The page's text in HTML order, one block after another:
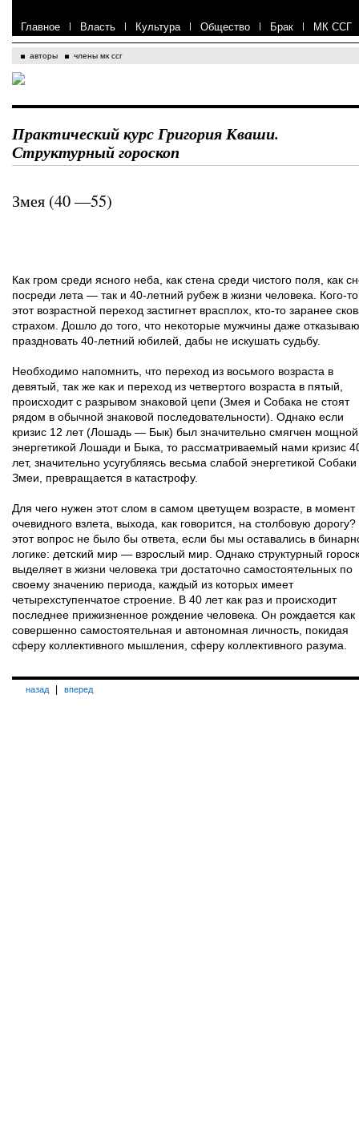
Главное | Власть | Культура | Общество | Брак | МК ССГ
авторы члены мк ссг
Практический курс Григория Кваши.
Структурный гороскоп
Змея (40 —55)
Как гром среди ясного неба, как стена среди чистого поля, как
посреди лета — так и 40-летний рубеж в жизни человека. Кого-то
этот возрастной переход застигнет врасплох, кто-то заранее
страхом. Дошло до того, что некоторые мужчины даже
праздновать 40-летний юбилей, дабы не искушать судьбу.
Необходимо напомнить, что переход из восьмого возраста в
девятый, так же как и переход из четвертого возраста в пятый,
происходит с разрывом знаковой цепи (Змея и Собака не стоят
рядом в обычной знаковой последовательности). Однако если
кризис 12 лет (Лошадь — Бык) был значительно смягчен мощной
энергетикой Лошади и Быка, то рассматриваемый нами кризис
лет, значительно усугубляясь весьма слабой энергетикой
Змеи, превращается в катастрофу.
Для чего нужен этот слом в самом цветущем возрасте, в момент
очевидного взлета, выхода, как говорится, на столбовую
этот вопрос не было бы ответа, если бы мы оставались в
логике: детский мир — взрослый мир. Однако структурный
выделяет в жизни человека три достаточно самостоятельных по
своему значению периода, каждый из которых имеет
четырехступенчатое строение. В 40 лет как раз и происходит
последнее прижизненное рождение человека. Он рождается как
совершенно самостоятельная и автономная личность, покидая
сферу коллективного мышления, сферу коллективного разума.
назад вперед